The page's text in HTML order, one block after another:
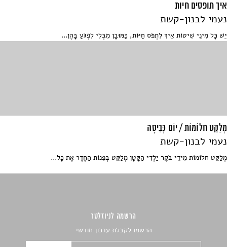
איך תופסים חיות
נעמי לבנון-קשת
יֵשׁ כָּל מִינֵי שִׁיטוֹת אֵיךְ לִתְפֹּס חַיּוֹת, כַּמּוּבָן מִבְּלִי לִפְגֹּעַ בָּהֶן...
מְלַקֵּט חלוֹמוֹת / יוֹם כְּבִיסָה
נעמי לבנון-קשת
מְלַקֵּט חלוֹמוֹת מִידֵי בֹּקֶר יַלְדִּי הַקָּטָן מְלַקֵּט בְּפִנּוֹת הַחֶדֶר אֶת כָּל...
הרשמה לניוזלטר
הרשמו לקבלת עדכון חודשי